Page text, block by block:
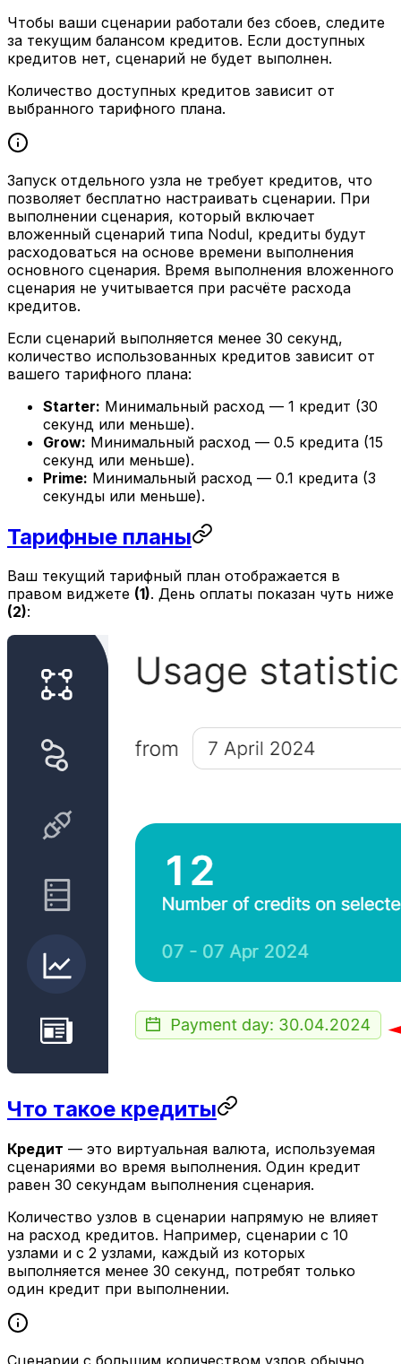
Чтобы ваши сценарии работали без сбоев, следите
за текущим балансом кредитов. Если доступных
кредитов нет, сценарий не будет выполнен.
Количество доступных кредитов зависит от
выбранного тарифного плана.
Запуск отдельного узла не требует кредитов, что
позволяет бесплатно настраивать сценарии. При
выполнении сценария, который включает
вложенный сценарий типа Nodul, кредиты будут
расходоваться на основе времени выполнения
основного сценария. Время выполнения вложенного
сценария не учитывается при расчёте расхода
кредитов.
Если сценарий выполняется менее 30 секунд,
количество использованных кредитов зависит от
вашего тарифного плана:
Starter: Минимальный расход — 1 кредит (30
секунд или меньше).
Grow: Минимальный расход — 0.5 кредита (15
секунд или меньше).
Prime: Минимальный расход — 0.1 кредита (3
секунды или меньше).
Тарифные планы
Ваш текущий тарифный план отображается в
правом виджете (1). День оплаты показан чуть ниже
(2):
Что такое кредиты
Кредит — это виртуальная валюта, используемая
сценариями во время выполнения. Один кредит
равен 30 секундам выполнения сценария.
Количество узлов в сценарии напрямую не влияет
на расход кредитов. Например, сценарии с 10
узлами и с 2 узлами, каждый из которых
выполняется менее 30 секунд, потребят только
один кредит при выполнении.